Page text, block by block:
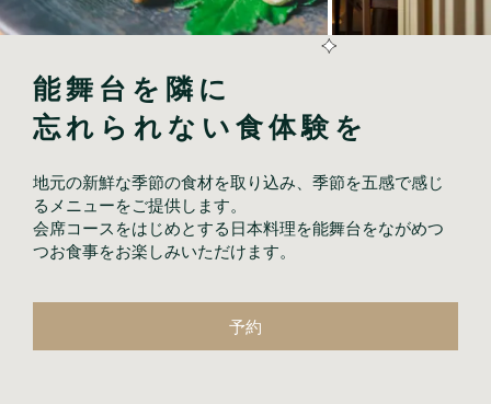
能舞台を隣に
忘れられない食体験を
地元の新鮮な季節の食材を取り込み、季節を五感で感じ
るメニューをご提供します。
会席コースをはじめとする日本料理を能舞台をながめつ
つお食事をお楽しみいただけます。
予約